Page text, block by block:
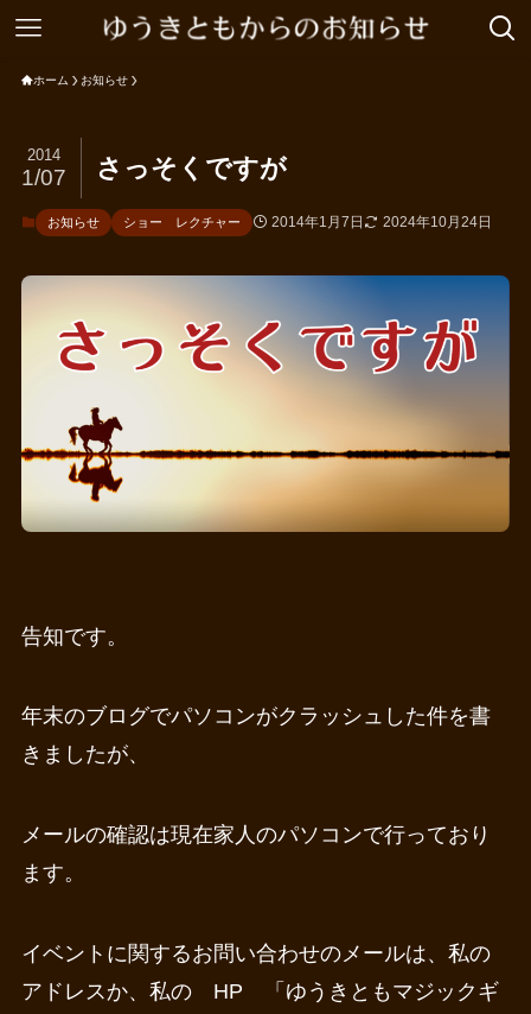
ホーム お知らせ
さっそくですが
2014
1/07
お知らせ ショー レクチャー 2014年1月7日 2024年10月24日
告知です。
年末のブログでパソコンがクラッシュした件を書
きましたが、
メールの確認は現在家人のパソコンで行っており
ます。
イベントに関するお問い合わせのメールは、私の
アドレスか、私の HP 「ゆうきともマジックギ